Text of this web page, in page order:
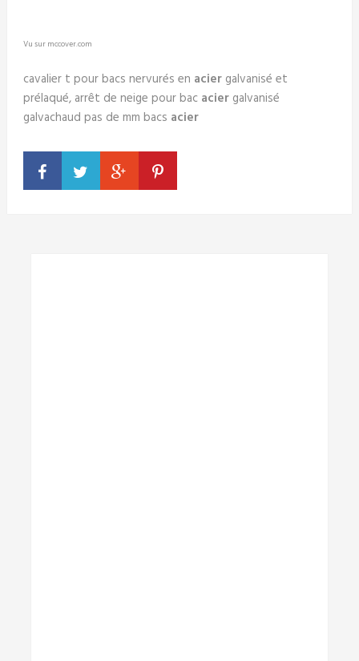
Vu sur mccover.com
cavalier t pour bacs nervurés en aciergalvanisé et
prélaqué, arrêt de neige pour bac aciergalvanisé
galvachaud pas de mm bacs acier